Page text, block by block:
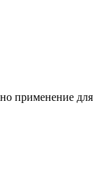
применение для